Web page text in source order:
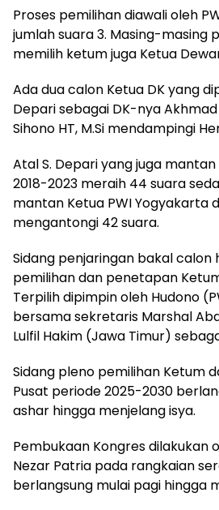
Proses pemilihan diawali oleh
jumlah suara 3. Masing-masing
memilih ketum juga Ketua
Ada dua calon Ketua DK yang
Depari sebagai DK-nya
Sihono HT, M.Si mendampingi
Atal S. Depari yang juga
2018-2023 meraih 44 suara
mantan Ketua PWI Yogyakarta
mengantongi 42 suara.
Sidang penjaringan bakal calon
pemilihan dan penetapan
Terpilih dipimpin oleh Hudono
bersama sekretaris Marshal
Lulfil Hakim (Jawa Timur)
Sidang pleno pemilihan Ketum
Pusat periode 2025-2030
ashar hingga menjelang isya.
Pembukaan Kongres dilakukan
Nezar Patria pada rangkaian
berlangsung mulai pagi hingga